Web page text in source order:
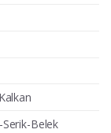
Belek